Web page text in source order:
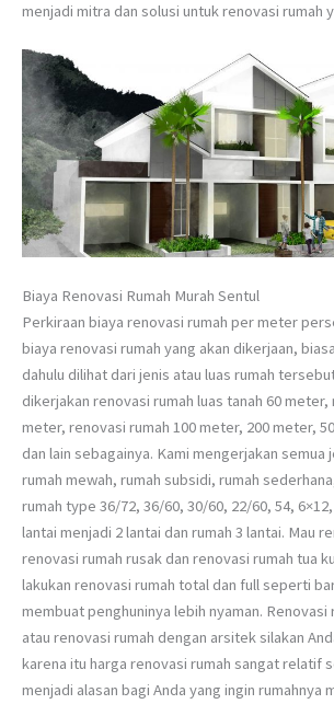
menjadi mitra dan solusi untuk renovasi rumah
Biaya Renovasi Rumah Murah Sentul
Perkiraan biaya renovasi rumah per meter
biaya renovasi rumah yang akan dikerjaan,
dahulu dilihat dari jenis atau luas rumah
dikerjakan renovasi rumah luas tanah 60 meter,
meter, renovasi rumah 100 meter, 200 meter,
dan lain sebagainya. Kami mengerjakan semua
rumah mewah, rumah subsidi, rumah
rumah type 36/72, 36/60, 30/60, 22/60, 54,
lantai menjadi 2 lantai dan rumah 3 lantai. Mau
renovasi rumah rusak dan renovasi rumah tua
lakukan renovasi rumah total dan full seperti
membuat penghuninya lebih nyaman. Renovasi
atau renovasi rumah dengan arsitek silakan
karena itu harga renovasi rumah sangat relatif
menjadi alasan bagi Anda yang ingin rumahnya